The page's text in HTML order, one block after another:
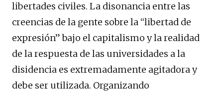
libertades civiles. La disonancia entre las
creencias de la gente sobre la “libertad de
expresión” bajo el capitalismo y la realidad
de la respuesta de las universidades a la
disidencia es extremadamente agitadora y
debe ser utilizada. Organizando